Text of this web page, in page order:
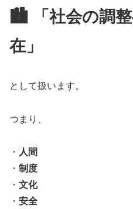
🏙️ 「社会の調
在」
として扱います。
つまり、
・ 人間
・ 制度
・ 文化
・ 安全